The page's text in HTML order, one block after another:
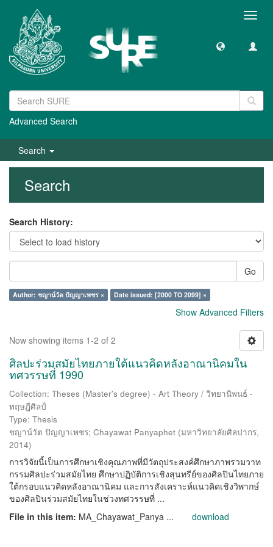
Advanced Search
Search
Search
Search History:
Go
Author: ชญาน์วัต ปัญญาเพชร × Date issued: [2000 TO 2099] ×
Show Advanced Filters
Now showing items 1-2 of 2
ศิลปะร่วมสมัยไทยภายใต้แนวคิดหลังอาณานิคมใน
ทศวรรษที่ 1990
Collection: Theses (Master's degree) - Art Theory / วิทยานิพนธ์ -
ทฤษฎีศิลป์
Type: Thesis
ชญาน์วัต ปัญญาเพชร; Chayawat Panyaphet (มหาวิทยาลัยศิลปากร,
2014)
การวิจัยนี้เป็นการศึกษาเชิงคุณภาพที่มีวัตถุประสงค์ศึกษาภาพรวมวาท
กรรมศิลปะร่วมสมัยไทย ศึกษาปฏิบัติการเชิงสุนทรีย์ของศิลปินไทยภาย
ใต้กรอบแนวคิดหลังอาณานิคม และการสังเคราะห์แนวคิดเชิงวิพากษ์
ของศิลปินร่วมสมัยไทยในช่วงทศวรรษที่ ...
File in this item: MA_Chayawat_Panya ... download